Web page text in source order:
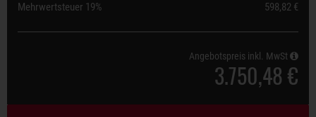
Mehrwertsteuer 19% 598,82 €
Angebotspreis inkl. MwSt
3.750,48 €